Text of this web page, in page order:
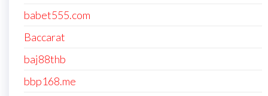
babet555.com
Baccarat
baj88thb
bbp168.me